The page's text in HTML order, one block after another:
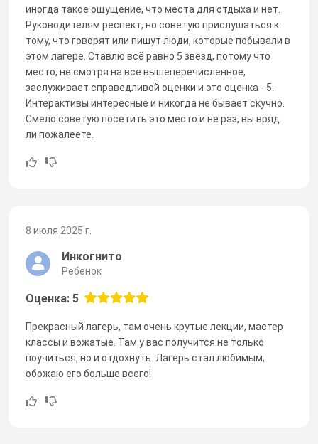
иногда такое ощущение, что места для отдыха и нет.
Руководителям респект, но советую прислушаться к
тому, что говорят или пишут люди, которые побывали в
этом лагере. Ставлю всё равно 5 звезд, потому что
место, не смотря на все вышеперечисленное,
заслуживает справедливой оценки и это оценка - 5.
Интерактивы интересные и никогда не бывает скучно.
Смело советую посетить это место и не раз, вы вряд
ли пожалеете.
8 июля 2025 г.
Инкогнито
Ребенок
Оценка: 5
Прекрасный лагерь, там очень крутые лекции, мастер
классы и вожатые. Там у вас получится не только
поучиться, но и отдохнуть. Лагерь стал любимым,
обожаю его больше всего!